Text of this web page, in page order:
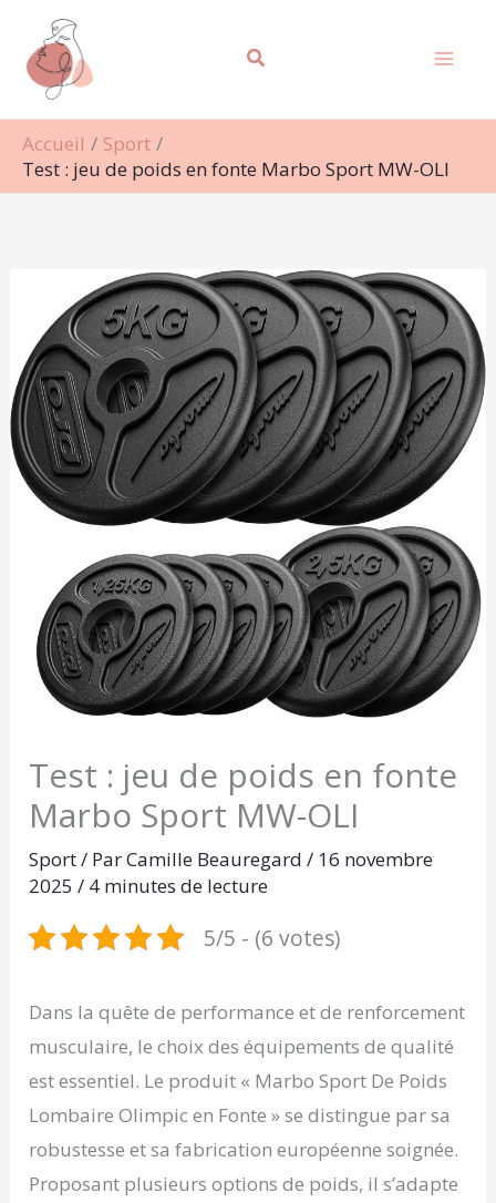
contenu
Accueil
Sport
Test : jeu de poids en fonte Marbo Sport MW-OLI
Test : jeu de poids en fonte
Marbo Sport MW-OLI
Sport/ ParCamille Beauregard/ 16 novembre
2025/ 4 minutes de lecture
5/5 - (6 votes)
Dans la quête de performance et de renforcement
musculaire, le choix des équipements de qualité
est essentiel. Le produit « Marbo Sport De Poids
Lombaire Olimpic en Fonte » se distingue par sa
robustesse et sa fabrication européenne soignée.
Proposant plusieurs options de poids, il s’adapte
Rechercher